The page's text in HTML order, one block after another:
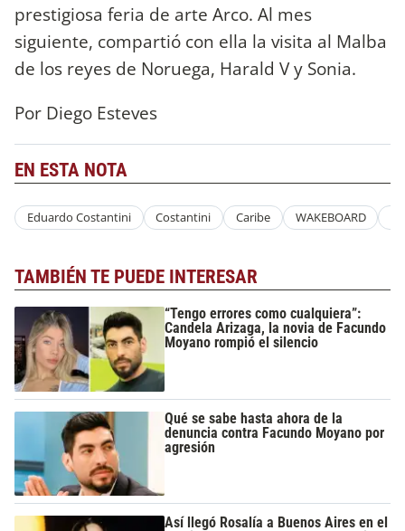
prestigiosa feria de arte Arco. Al mes
siguiente, compartió con ella la visita al Malba
de los reyes de Noruega, Harald V y Sonia.
Por Diego Esteves
EN ESTA NOTA
Eduardo Costantini Costantini Caribe WAKEBOARD
TAMBIÉN TE PUEDE INTERESAR
“Tengo errores como cualquiera”:
Candela Arizaga, la novia de Facundo
Moyano rompió el silencio
Qué se sabe hasta ahora de la
denuncia contra Facundo Moyano por
agresión
Así llegó Rosalía a Buenos Aires en el